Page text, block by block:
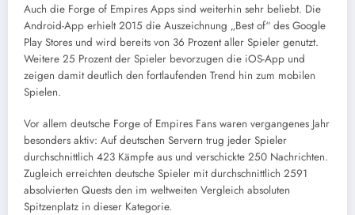
Auch die Forge of Empires Apps sind weiterhin sehr beliebt. Die
Android-App erhielt 2015 die Auszeichnung „Best of“ des Google
Play Stores und wird bereits von 36 Prozent aller Spieler genutzt.
Weitere 25 Prozent der Spieler bevorzugen die iOS-App und
zeigen damit deutlich den fortlaufenden Trend hin zum mobilen
Spielen.
Vor allem deutsche Forge of Empires Fans waren vergangenes Jahr
besonders aktiv: Auf deutschen Servern trug jeder Spieler
durchschnittlich 423 Kämpfe aus und verschickte 250 Nachrichten.
Zugleich erreichten deutsche Spieler mit durchschnittlich 2591
absolvierten Quests den im weltweiten Vergleich absoluten
Spitzenplatz in dieser Kategorie.